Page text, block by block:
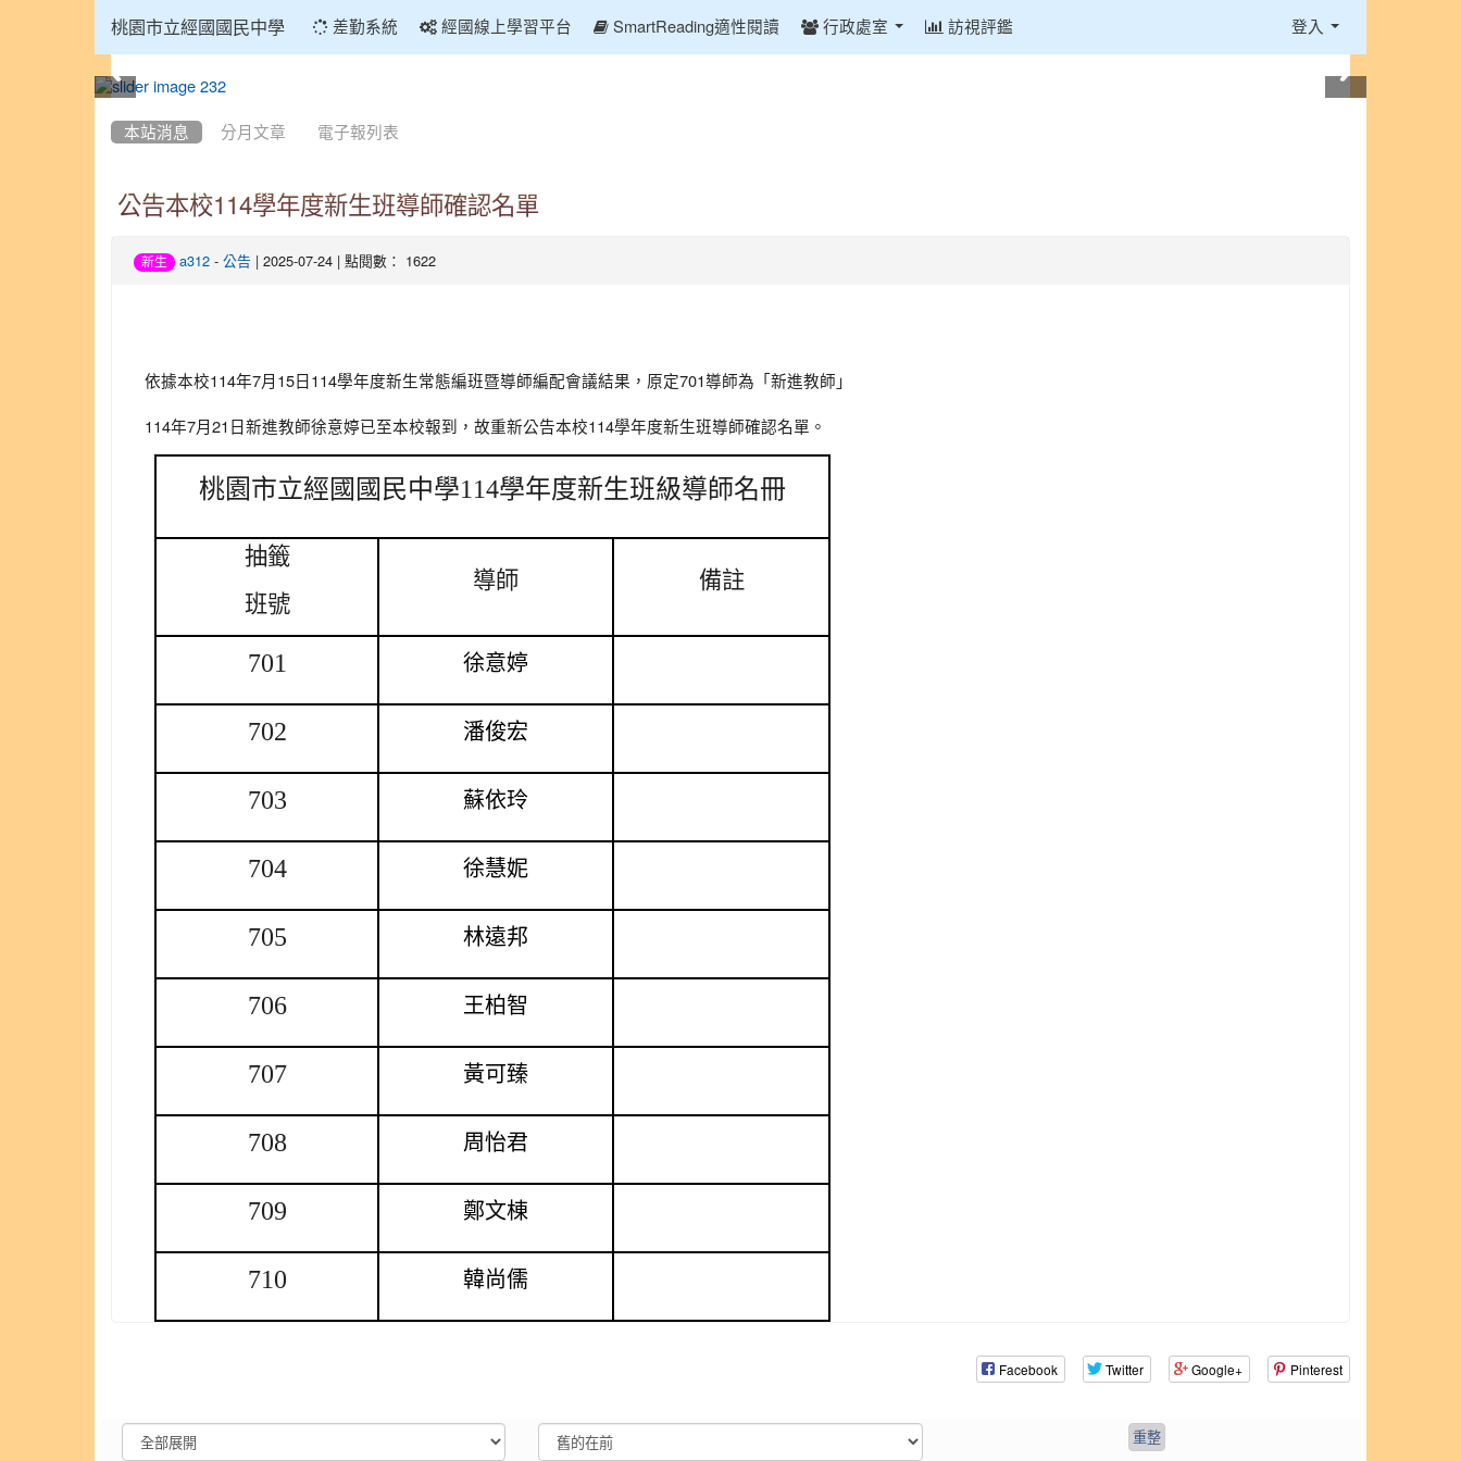
桃園市立經國國民中學 差勤系統 經國線上學習平台 SmartReading適性閱讀 行政處室 訪視評鑑 登入
本站消息 分月文章 電子報列表
公告本校114學年度新生班導師確認名單
新生 a312 - 公告 | 2025-07-24 | 點閱數： 1622
依據本校114年7月15日114學年度新生常態編班暨導師編配會議結果，原定701導師為「新進教師」
114年7月21日新進教師徐意婷已至本校報到，故重新公告本校114學年度新生班導師確認名單。
桃園市立經國國民中學114學年度新生班級導師名冊
抽籤
班號
導師 備註
701 徐意婷
702 潘俊宏
703 蘇依玲
704 徐慧妮
705 林遠邦
706 王柏智
707 黃可臻
708 周怡君
709 鄭文棟
710 韓尚儒
Facebook Twitter Google+ Pinterest